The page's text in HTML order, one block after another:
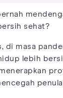
sehat?
di masa
lebih